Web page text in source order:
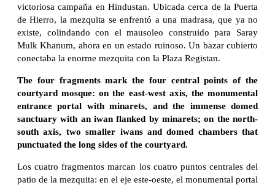
victoriosa campaña en Hindustan. Ubicada cerca de la Puerta
de Hierro, la mezquita se enfrentó a una madrasa, que ya no
existe, colindando con el mausoleo construido para Saray
Mulk Khanum, ahora en un estado ruinoso. Un bazar cubierto
conectaba la enorme mezquita con la Plaza Registan.
The four fragments mark the four central points of the
courtyard mosque: on the east-west axis, the monumental
entrance portal with minarets, and the immense domed
sanctuary with an iwan flanked by minarets; on the north-
south axis, two smaller iwans and domed chambers that
punctuated the long sides of the courtyard.
Los cuatro fragmentos marcan los cuatro puntos centrales del
patio de la mezquita: en el eje este-oeste, el monumental portal